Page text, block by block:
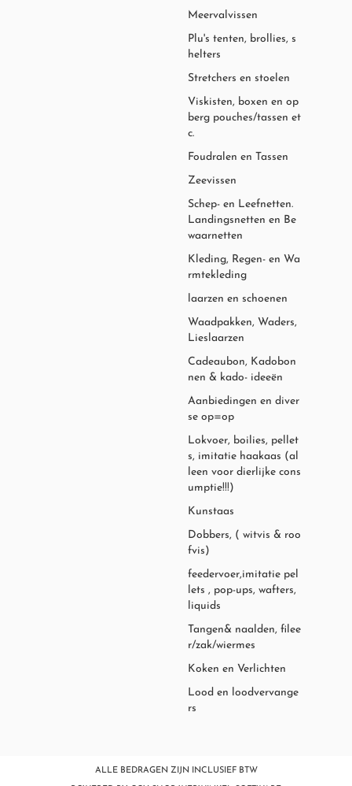
Meervalvissen
Plu's tenten, brollies, s
helters
Stretchers en stoelen
Viskisten, boxen en op
berg pouches/tassen et
c.
Foudralen en Tassen
Zeevissen
Schep- en Leefnetten.
Landingsnetten en Be
waarnetten
Kleding, Regen- en Wa
rmtekleding
laarzen en schoenen
Waadpakken, Waders,
Lieslaarzen
Cadeaubon, Kadobon
nen & kado- ideeën
Aanbiedingen en diver
se op=op
Lokvoer, boilies, pellet
s, imitatie haakaas (al
leen voor dierlijke cons
umptie!!!)
Kunstaas
Dobbers, ( witvis & roo
fvis)
feedervoer,imitatie pel
lets , pop-ups, wafters,
liquids
Tangen& naalden, filee
r/zak/wiermes
Koken en Verlichten
Lood en loodvervange
rs
ALLE BEDRAGEN ZIJN INCLUSIEF BTW